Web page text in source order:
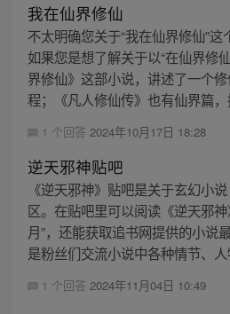
我在仙界修仙
不太明确您关于“我在仙界修仙”这
如果您是想了解关于以“在仙界修
界修仙》这部小说，讲述了一个
程；《凡人修仙传》也有仙界篇
1 个回答 2024年10月17日 18:28
逆天邪神贴吧
《逆天邪神》贴吧是关于玄幻小
区。在贴吧里可以阅读《逆天邪
月”，还能获取追书网提供的小说
是粉丝们交流小说中各种情节、
1 个回答 2024年11月04日 10:49